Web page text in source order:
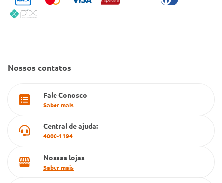
Código de Conduta
Política de Reembolso
Convênio Conlife
Cartão Grupo Conde
Nossos contatos
Fale Conosco
Saber mais
Central de ajuda:
4000-1194
Nossas lojas
Saber mais